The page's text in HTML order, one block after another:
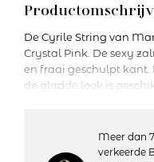
De Cyrile String van
Crystal Pink. De sexy
en fraai geschulpt kant.
de gladde look is
flatterende zachte
elke vrouw zich sexy!
Meer dan
verkeerde